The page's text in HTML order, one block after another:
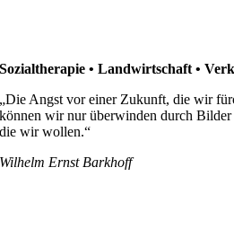
Sozialtherapie • Landwirtschaft •
„Die Angst vor einer Zukunft, die wir
können wir nur überwinden durch
die wir wollen.“
Wilhelm Ernst Barkhoff